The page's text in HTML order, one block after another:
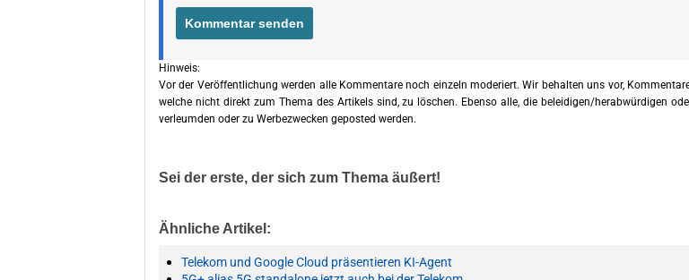
Hinweis:
Vor der Veröffentlichung werden alle Kommentare noch einzeln moderiert. Wir behalten uns vor,
welche nicht direkt zum Thema des Artikels sind, zu löschen. Ebenso alle, die beleidigen/herabwürdigen
verleumden oder zu Werbezwecken geposted werden.
Sei der erste, der sich zum Thema äußert!
Ähnliche Artikel:
Telekom und Google Cloud präsentieren KI-Agent